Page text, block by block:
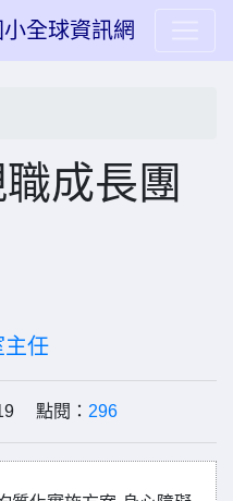
全球資訊網
成長團
主任
點閱： 296